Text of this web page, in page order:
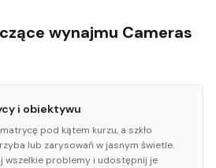
wynajmu Cameras
i obiektywu
pod kątem kurzu, a szkło
lub zarysowań w jasnym świetle.
wszelkie problemy i udostępnij je